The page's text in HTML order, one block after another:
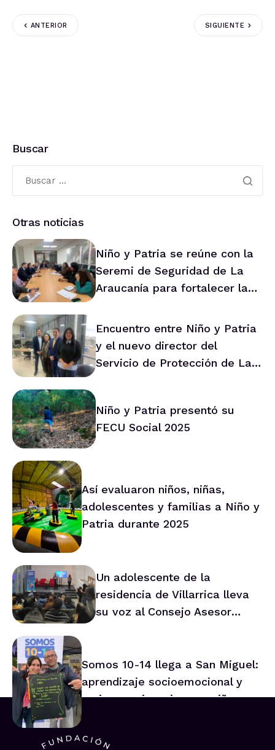
ANTERIOR SIGUIENTE
Buscar
Otras noticias
Niño y Patria se reúne con la
Seremi de Seguridad de La
Araucanía para fortalecer la
Encuentro entre Niño y Patria
y el nuevo director del
Servicio de Protección de La
Niño y Patria presentó su
FECU Social 2025
Así evaluaron niños, niñas,
adolescentes y familias a Niño y
Patria durante 2025
Un adolescente de la
residencia de Villarrica lleva
su voz al Consejo Asesor
Somos 10-14 llega a San Miguel:
aprendizaje socioemocional y
mejor convivencia para niños y